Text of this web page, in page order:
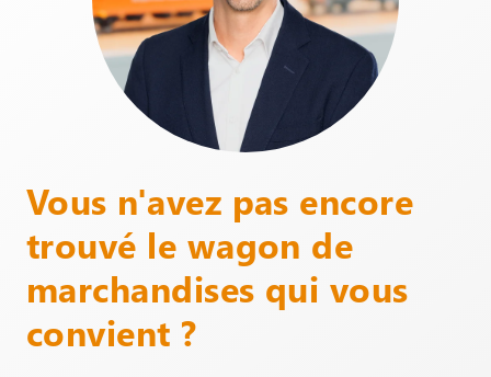
Vous n'avez pas encore
trouvé le wagon de
marchandises qui vous
convient ?